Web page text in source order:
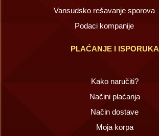
Vansudsko rešavanje sporova
Podaci kompanije
PLAĆANJE I ISPORUKA
Kako naručiti?
Načini plaćanja
Način dostave
Moja korpa